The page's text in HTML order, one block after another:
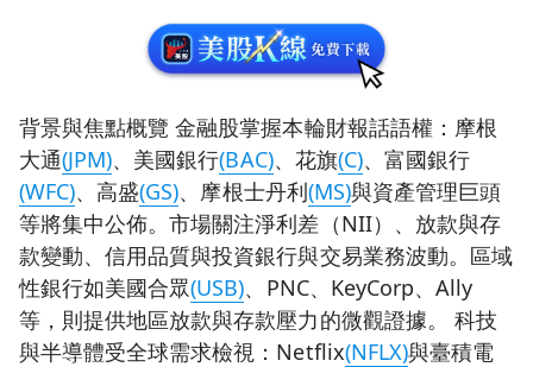
背景與焦點概覽 金融股掌握本輪財報話語權：摩根
大通(JPM)、美國銀行(BAC)、花旗(C)、富國銀行
(WFC)、高盛(GS)、摩根士丹利(MS)與資產管理巨頭
等將集中公佈。市場關注淨利差（NII）、放款與存
款變動、信用品質與投資銀行與交易業務波動。區域
性銀行如美國合眾(USB)、PNC、KeyCorp、Ally
等，則提供地區放款與存款壓力的微觀證據。 科技
與半導體受全球需求檢視：Netflix(NFLX)與臺積電